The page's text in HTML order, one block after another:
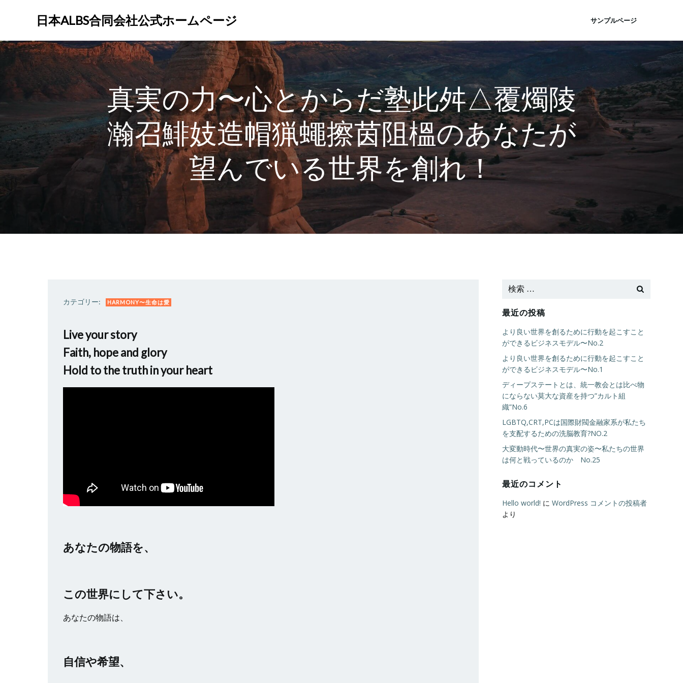
ン
ツ
ッ
日本ALBS合同会社公式ホームページ サンプルページ
真実の力〜心とからだ塾此舛△覆燭陵
瀚召鯡妓造帽猟蠅擦茵阻榲のあなたが
望んでいる世界を創れ！
カテゴリー: HARMONY〜生命は愛
Live your story
Faith, hope and glory
Hold to the truth in your heart
あなたの物語を、
この世界にして下さい。
あなたの物語は、
自信や希望、
最近の投稿
より良い世界を創るために行動を起こすこと
ができるビジネスモデル〜No.2
より良い世界を創るために行動を起こすこと
ができるビジネスモデル〜No.1
ディープステートとは、統一教会とは比べ物
にならない莫大な資産を持つ”カルト組
織”No.6
LGBTQ,CRT,PCは国際財閥金融家系が私たち
を支配するための洗脳教育?NO.2
大変動時代〜世界の真実の姿〜私たちの世界
は何と戦っているのか No.25
最近のコメント
Hello world! に WordPress コメントの投稿者
より